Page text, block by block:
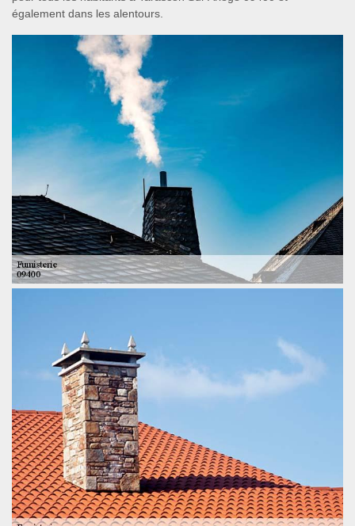
également dans les alentours.